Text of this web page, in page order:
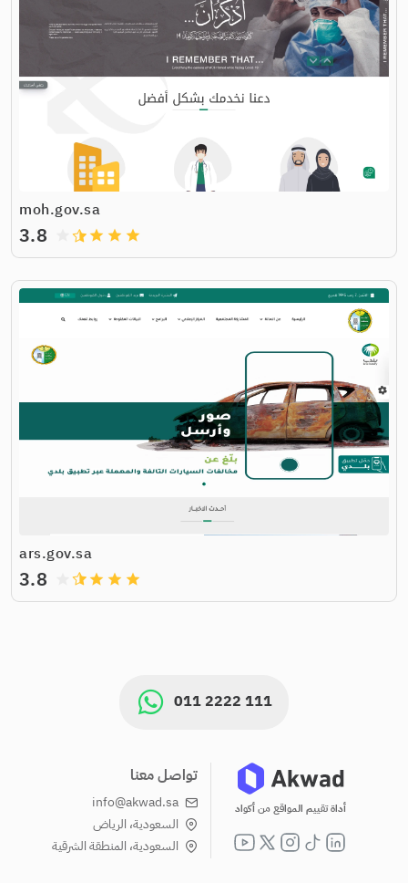
moh.gov.sa
grade
grade
grade
3.8
ars.gov.sa
grade
grade
grade
3.8
011 2222 111
أداة تقييم المواقع من أكواد
تواصل معنا
info@akwad.sa
السعودية، الرياض
السعودية، المنطقة الشرقية